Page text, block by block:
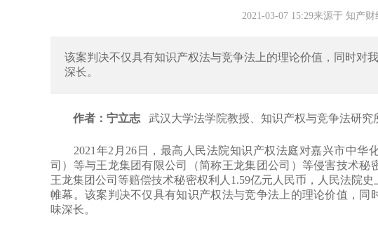
2021-03-07 15:29来源于 知产财
该案判决不仅具有知识产权法与竞争法上的理论价值，同时对
深长。
作者：宁立志 武汉大学法学院教授、知识产权与竞争法研究
2021年2月26日，最高人民法院知识产权法庭对嘉兴市中华
司）等与王龙集团有限公司（简称王龙集团公司）等侵害技术秘
王龙集团公司等赔偿技术秘密权利人1.59亿元人民币，人民法院
帷幕。该案判决不仅具有知识产权法与竞争法上的理论价值，同
味深长。